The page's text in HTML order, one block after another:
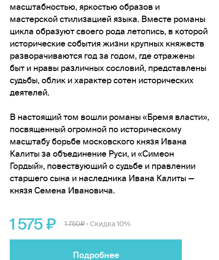
масштабностью, яркостью образов и
мастерской стилизацией языка. Вместе романы
цикла образуют своего рода летопись, в которой
исторические события жизни крупных княжеств
разворачиваются год за годом, где отражены
быт и нравы различных сословий, представлены
судьбы, облик и характер сотен исторических
деятелей.
В настоящий том вошли романы «Бремя власти»,
посвященный огромной по историческому
масштабу борьбе московского князя Ивана
Калиты за объединение Руси, и «Симеон
Гордый», повествующий о судьбе и правлении
старшего сына и наследника Ивана Калиты —
князя Семена Ивановича.
1 575 1 750 • Скидка 10%
Подробнее